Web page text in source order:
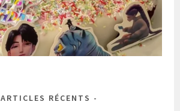
ARTICLES RÉCENTS